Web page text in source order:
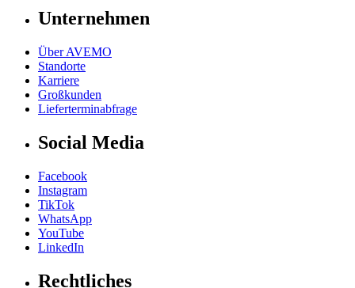
Unternehmen
Über AVEMO
Standorte
Karriere
Großkunden
Lieferterminabfrage
Social Media
Facebook
Instagram
TikTok
WhatsApp
YouTube
LinkedIn
Rechtliches